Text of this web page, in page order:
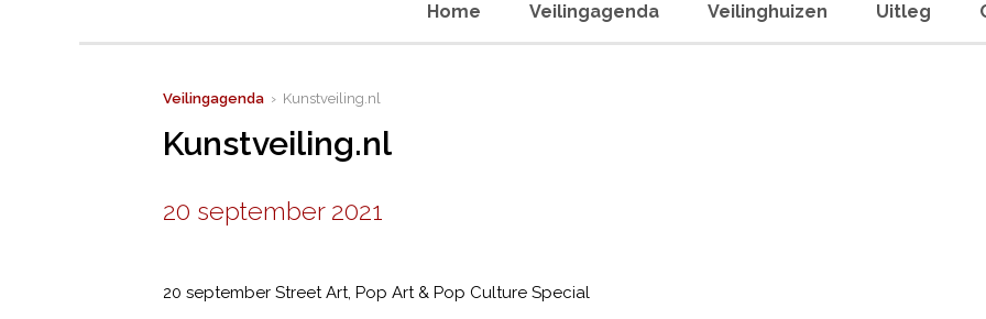
Home Veilingagenda Veilinghuizen Uitleg
Veilingagenda › Kunstveiling.nl
Kunstveiling.nl
20 september 2021
20 september Street Art, Pop Art & Pop Culture Special